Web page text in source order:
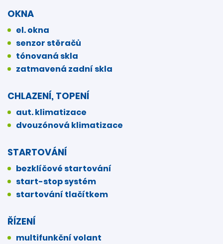
OKNA
el. okna
senzor stěračů
tónovaná skla
zatmavená zadní skla
CHLAZENÍ, TOPENÍ
aut. klimatizace
dvouzónová klimatizace
STARTOVÁNÍ
bezklíčové startování
start-stop systém
startování tlačítkem
ŘÍZENÍ
multifunkční volant